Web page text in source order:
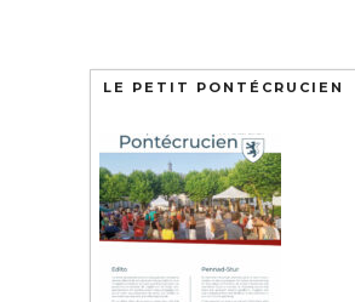
LE PETIT PONTÉCRUCIEN